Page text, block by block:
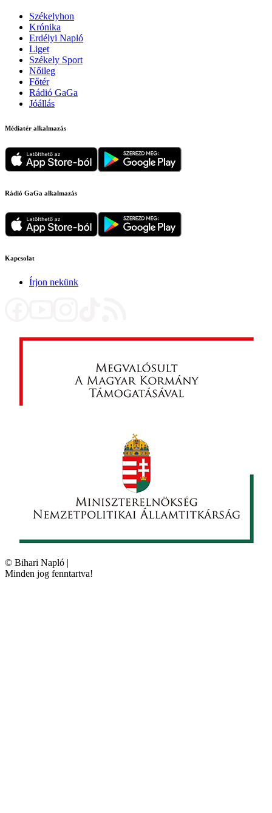
Székelyhon
Krónika
Erdélyi Napló
Liget
Székely Sport
Nőileg
Főtér
Rádió GaGa
Jóállás
Médiatér alkalmazás
Rádió GaGa alkalmazás
Kapcsolat
Írjon nekünk
© Bihari Napló |
Minden jog fenntartva!